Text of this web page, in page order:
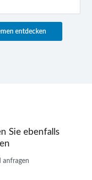
entdecken
Sie ebenfalls
anfragen